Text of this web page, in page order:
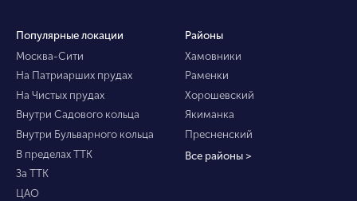
Популярные локации
Москва-Сити
На Патриарших прудах
На Чистых прудах
Внутри Садового кольца
Внутри Бульварного кольца
В пределах ТТК
За ТТК
ЦАО
Районы
Хамовники
Раменки
Хорошевский
Якиманка
Пресненский
Все районы >